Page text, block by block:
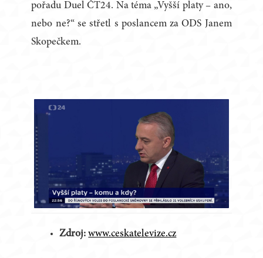
pořadu Duel ČT24. Na téma „Vyšší platy – ano,
nebo ne?“ se střetl s poslancem za ODS Janem
Skopečkem.
Zdroj: www.ceskatelevize.cz